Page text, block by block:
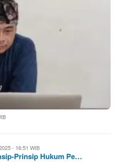
- 16:51 WIB
Prinsip Hukum Pe…